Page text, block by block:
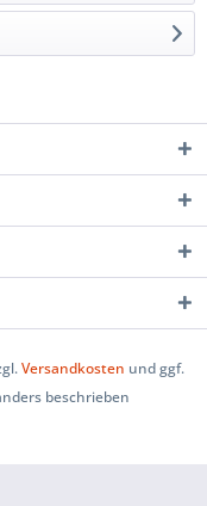
Versandkosten und ggf.
beschrieben